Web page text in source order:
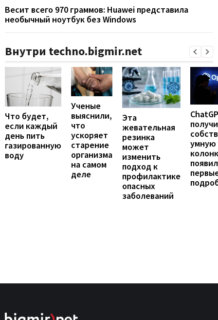
Весит всего 970 граммов: Huawei представила
необычный ноутбук без Windows
Внутри techno.bigmir.net
Что будет,
если каждый
день пить
газированную
воду
Ученые
выяснили,
что
ускоряет
старение
организма
на самом
деле
Эта
жевательная
резинка
может
изменить
подход к
профилактике
опасных
заболеваний
умную